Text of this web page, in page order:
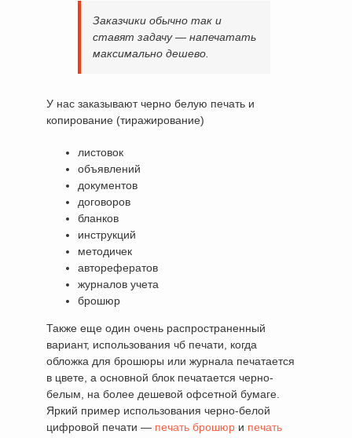
Заказчики обычно так и
ставят задачу — напечатать
максимально дешево.
У нас заказывают черно белую печать и
копирование (тиражирование)
листовок
объявлений
документов
договоров
бланков
инструкций
методичек
авторефератов
журналов учета
брошюр
Также еще один очень распространенный
вариант, использования чб печати, когда
обложка для брошюры или журнала печатается
в цвете, а основной блок печатается черно-
белым, на более дешевой офсетной бумаге.
Яркий пример использования черно-белой
цифровой печати — печать брошюр и печать